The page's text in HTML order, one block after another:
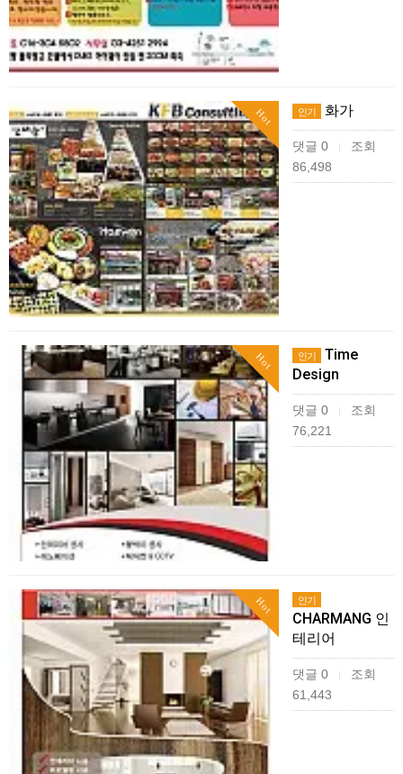
Hot 인기 화가
댓글 0 |
조회
86,498
Hot 인기
Time
Design
댓글 0 |
조회
76,221
Hot 인기
CHARMANG 인
테리어
댓글 0 |
조회
61,443